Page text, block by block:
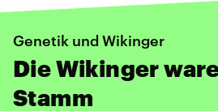
Genetik und Wikinger
Die Wikinger
Stamm